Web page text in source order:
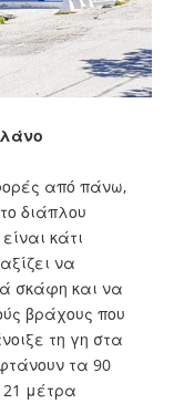
από πάνω,
διάπλου
κάτι
να
σκάφη και να
βράχους που
τη γη στα
τα 90
21 μέτρα